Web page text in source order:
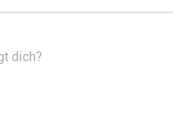
dich?